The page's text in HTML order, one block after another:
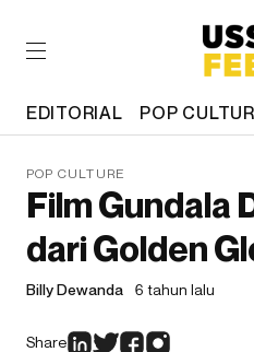
EDITORIAL POP
POP CULTURE
Film Gundala
dari Golden
Billy Dewanda 6 tahun lalu
Share